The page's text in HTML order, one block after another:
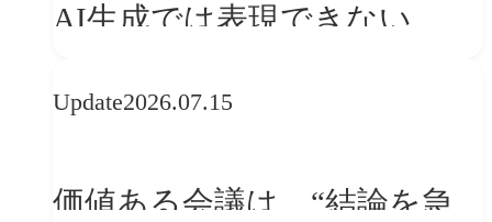
AI生成では表現できない
望
Update2026.07.15
価値ある会議は、“結論を急